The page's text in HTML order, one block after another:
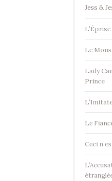
Jess &
L’Éprise
Le
Lady
Prince
Le
Ceci